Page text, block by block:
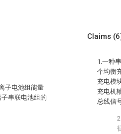
子电池组能量
串联电池组的
Claims
1.一种
个均衡
充电模
充电机
总线信